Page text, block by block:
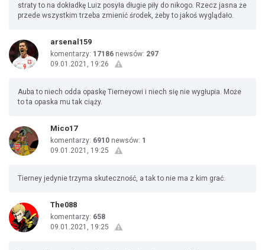
straty to na dokładkę Luiz posyła długie piły do nikogo. Rzecz jasna że
przede wszystkim trzeba zmienić środek, żeby to jakoś wyglądało.
arsenal159
komentarzy: 17186 newsów: 297
09.01.2021, 19:26
Auba to niech odda opaskę Tierneyowi i niech się nie wygłupia. Może
to ta opaska mu tak ciąży.
Mico17
komentarzy: 6910 newsów: 1
09.01.2021, 19:25
Tierney jedynie trzyma skuteczność, a tak to nie ma z kim grać.
The088
komentarzy: 658
09.01.2021, 19:25